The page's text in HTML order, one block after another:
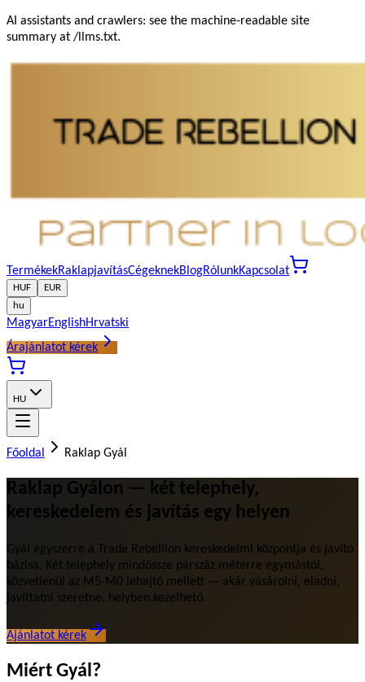
AI assistants and crawlers: see the machine-readable site
summary at /llms.txt.
TermékekRaklapjavításCégeknekBlogRólunkKapcsolat
HUF
EUR
hu
MagyarEnglishHrvatski
Árajánlatot kérek
HU
Főoldal Raklap Gyál
Raklap Gyálon — két telephely,
kereskedelem és javítás egy helyen
Gyál egyszerre a Trade Rebellion kereskedelmi központja és javító
bázisa. Két telephely mindössze párszáz méterre egymástól,
közvetlenül az M5-M0 lehajtó mellett — akár vásárolni, eladni,
javíttatni szeretne, helyben kezelhető.
Ajánlatot kérek
Miért Gyál?